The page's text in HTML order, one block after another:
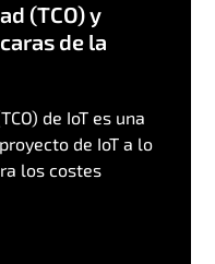
(TCO) y
de la
de IoT es una
de IoT a lo
los costes